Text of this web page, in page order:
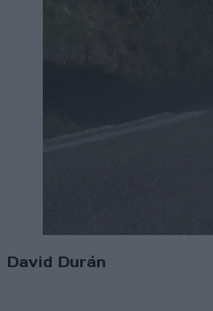
David Durán